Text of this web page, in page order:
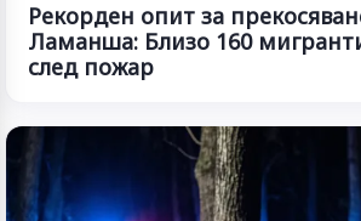
Рекорден опит за
Ламанша: Близо 160
след пожар